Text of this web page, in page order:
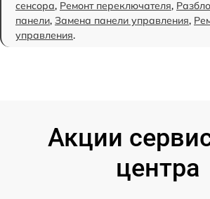
сенсора, Ремонт переключателя,
панели, Замена панели управления,
управления.
Акции
центра